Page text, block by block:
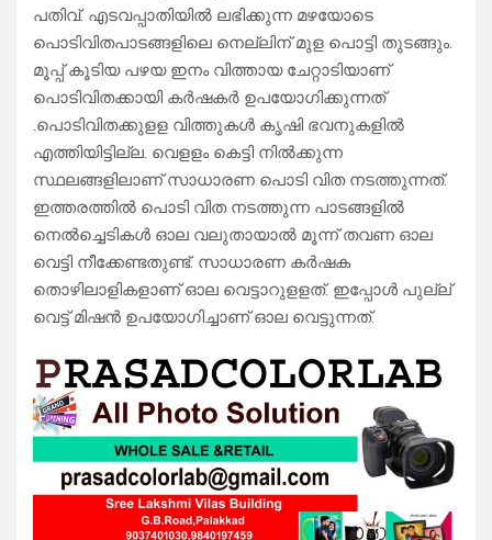
പതിവ്. എടവപ്പാതിയില്‍ ലഭിക്കുന്ന മഴയോടെ
പൊടിവിതപാടങ്ങളിലെ നെല്ലിന് മുള പൊട്ടി തുടങ്ങും.
മൂപ്പ് കൂടിയ പഴയ ഇനം വിത്തായ ചേറ്റാടിയാണ്
പൊടിവിതക്കായി കര്‍ഷകര്‍ ഉപയോഗിക്കുന്നത്
.പൊടിവിതക്കുളള വിത്തുകള്‍ കൃഷി ഭവനുകളില്‍
എത്തിയിട്ടില്ല. വെളളം കെട്ടി നില്‍ക്കുന്ന
സ്ഥലങ്ങളിലാണ് സാധാരണ പൊടി വിത നടത്തുന്നത്.
ഇത്തരത്തില്‍ പൊടി വിത നടത്തുന്ന പാടങ്ങളില്‍
നെല്‍ച്ചെടികള്‍ ഓല വലുതായാല്‍ മൂന്ന് തവണ ഓല
വെട്ടി നീക്കേണ്ടതുണ്ട്. സാധാരണ കര്‍ഷക
തൊഴിലാളികളാണ് ഓല വെട്ടാറുളളത്. ഇപ്പോള്‍ പുല്ല്
വെട്ട് മിഷന്‍ ഉപയോഗിച്ചാണ് ഓല വെട്ടുന്നത്.